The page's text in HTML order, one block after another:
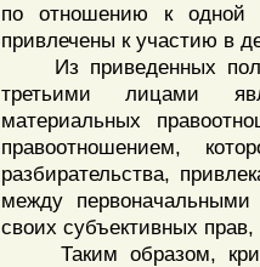
по отношению к одной
привлечены к участию в
Из приведенных
третьими лицами
материальных
правоотношением,
разбирательства,
между
своих субъективных
Таким образом,